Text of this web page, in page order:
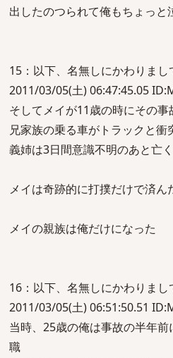
出したのつられて俺もちょっと
15：以下、名無しにかわりまし
2011/03/05(土) 06:47:45.05
そしてメイが11歳の時にその事
兄家族の乗る車がトラックと衝
義姉は3日間意識不明のあと亡
メイは奇跡的に打撲だけで済ん
メイの親族は俺だけになった
16：以下、名無しにかわりまし
2011/03/05(土) 06:51:50.51
当時、25歳の俺は事故の半年
職